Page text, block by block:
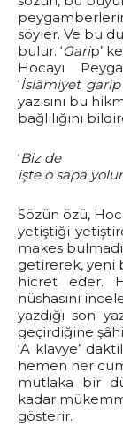
söyler. Ve bu
bulur. ‘Garip’
Hocayı
‘İslâmiyet
yazısını bu
bağlılığını
‘Biz de
işte o sapa
Sözün özü,
yetiştiği-
makes
getirerek, yeni
hicret eder.
nüshasını
yazdığı son
geçirdiğine
‘A klavye’
hemen her
mutlaka bir
kadar
gösterir.